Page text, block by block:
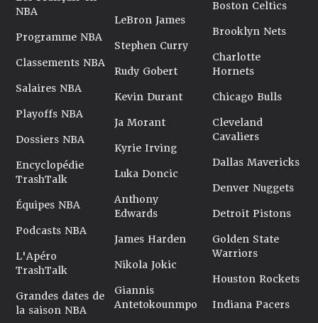
NBA
Programme NBA
Classements NBA
Salaires NBA
Playoffs NBA
Dossiers NBA
Encyclopédie
TrashTalk
Équipes NBA
Podcasts NBA
L'Apéro
TrashTalk
Grandes dates de
la saison NBA
LeBron James
Stephen Curry
Rudy Gobert
Kevin Durant
Ja Morant
Kyrie Irving
Luka Doncic
Anthony
Edwards
James Harden
Nikola Jokic
Giannis
Antetokounmpo
Boston Celtics
Brooklyn Nets
Charlotte
Hornets
Chicago Bulls
Cleveland
Cavaliers
Dallas Mavericks
Denver Nuggets
Detroit Pistons
Golden State
Warriors
Houston Rockets
Indiana Pacers